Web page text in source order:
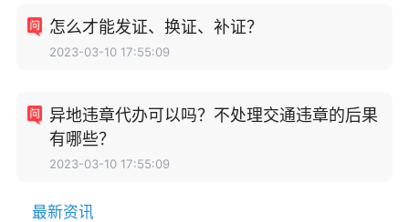
怎么才能发证、换证、补证？
2023-03-10 17:55:09
异地违章代办可以吗？不处理交通违章的后果
有哪些？
2023-03-10 17:55:09
最新资讯